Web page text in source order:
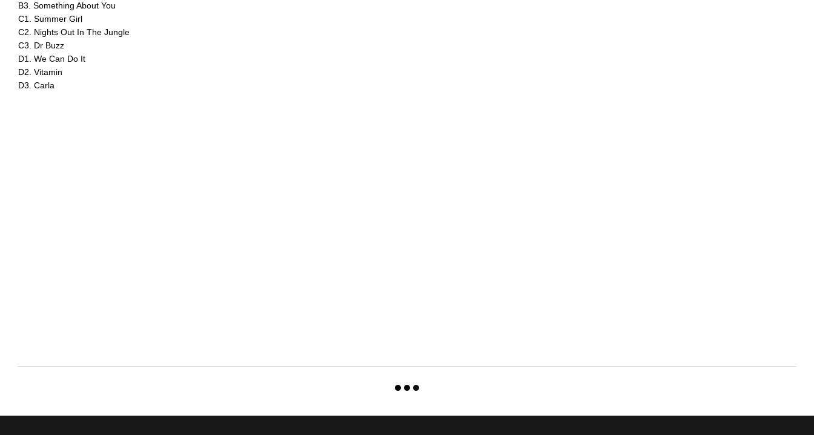
B3. Something About You
C1. Summer Girl
C2. Nights Out In The Jungle
C3. Dr Buzz
D1. We Can Do It
D2. Vitamin
D3. Carla